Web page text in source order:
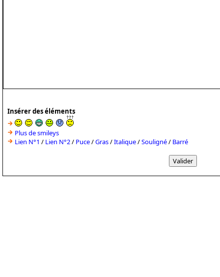
Insérer des éléments
Plus de smileys
Lien N°1 / Lien N°2/ Puce/Gras/Italique/Souligné/ Barré